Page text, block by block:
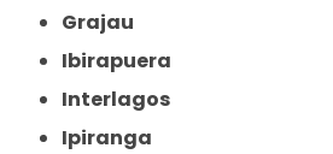
Grajau
Ibirapuera
Interlagos
Ipiranga